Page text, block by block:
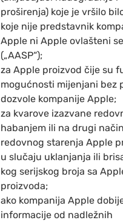
proširenja) koje je vršilo
koje nije predstavnik
Apple ni Apple ovlašteni
(„AASP“);
za Apple proizvod čije su
mogućnosti mijenjani bez
dozvole kompanije Apple;
za kvarove izazvane
habanjem ili na drugi
redovnog starenja Apple
u slučaju uklanjanja ili
kog serijskog broja sa
proizvoda;
ako kompanija Apple
informacije od nadležnih